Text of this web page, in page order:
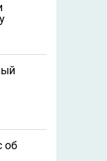
об